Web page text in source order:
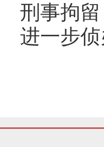
刑事拘
进一步侦